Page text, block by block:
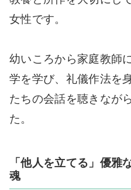
女性です。
幼いころから家庭教師
学を学び、礼儀作法を
たちの会話を聴きなが
た。
「他人を立てる」優雅
魂